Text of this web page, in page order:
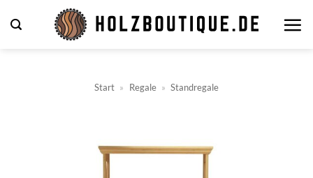
Inhalt
Start » Regale » Standregale